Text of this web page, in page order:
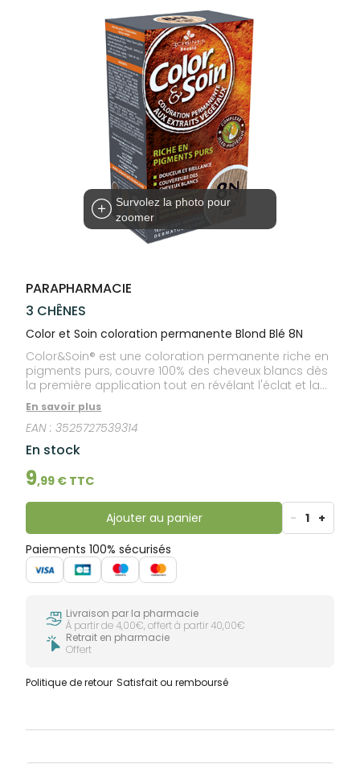
Dispositifs
médicaux
Cheveux
Corps
Homme
Solaire
Visage
ÉQUIPE
NOS
SPÉCIALITÉS
INFORMATIONS
UTILES
PHARMACIES
DE GARDE
APPLICATION
DE SANTÉ
Survolez la photo pour
zoomer
PARAPHARMACIE
3 CHÊNES
Color et Soin coloration permanente Blond Blé 8N
Color&Soin® est une coloration permanente riche en
pigments purs, couvre 100% des cheveux blancs dès
la première application tout en révélant l'éclat et la
brillance des cheveux. Enrichie en protéines
végétales, Color&Soin® colore parfaitement le
cheveu tout en le rendant soyeux et ce, sans
l'alourdir !
En savoir plus
EAN :3525727539314
En stock
9,99 € TTC
Ajouter au panier - 1 +
Paiements 100% sécurisés
Livraison par la pharmacie
À partir de 4,00€, offert à partir 40,00€
Retrait en pharmacie
Offert
Politique de retour Satisfait ou remboursé